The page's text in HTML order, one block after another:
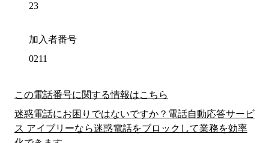
23
加入者番号
0211
この電話番号に関する情報はこちら
迷惑電話にお困りではないですか？電話自動応答サービ
ス アイブリーなら迷惑電話をブロックして業務を効率